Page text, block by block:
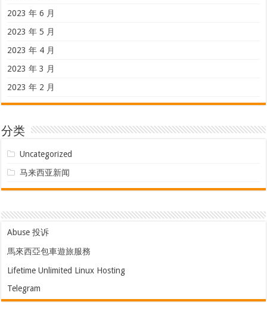
2023 年 6 月
2023 年 5 月
2023 年 4 月
2023 年 3 月
2023 年 2 月
分类
Uncategorized
马来西亚新闻
Abuse 投诉
馬來西亞包車遊旅服務
Lifetime Unlimited Linux Hosting
Telegram